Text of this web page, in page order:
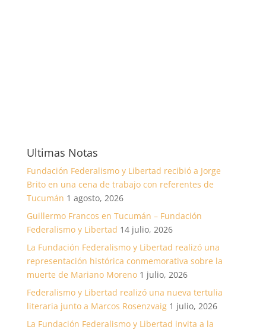
Ultimas Notas
Fundación Federalismo y Libertad recibió a Jorge
Brito en una cena de trabajo con referentes de
Tucumán 1 agosto, 2026
Guillermo Francos en Tucumán – Fundación
Federalismo y Libertad 14 julio, 2026
La Fundación Federalismo y Libertad realizó una
representación histórica conmemorativa sobre la
muerte de Mariano Moreno 1 julio, 2026
Federalismo y Libertad realizó una nueva tertulia
literaria junto a Marcos Rosenzvaig 1 julio, 2026
La Fundación Federalismo y Libertad invita a la